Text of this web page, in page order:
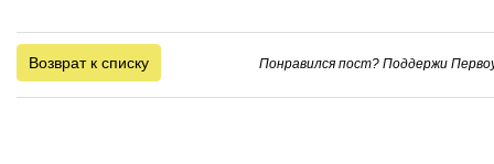
Возврат к списку Понравился пост? Поддержи